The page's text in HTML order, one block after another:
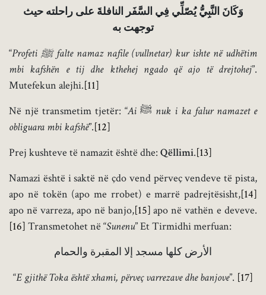
وَكَانَ النَّبِيُّ يُصّلِّي فِي السَّفَر النافلةَ على راحلته حيث
توجهت به
“Profeti ﷺfalte namaz nafile (vullnetar) kur ishte në udhëtim
mbi kafshën e tij dhe kthehej ngado që ajo të drejtohej”.
Mutefekun alejhi.[11]
Në një transmetim tjetër: “Ai ﷺ nuk i ka falur namazet e
obliguara mbi kafshë”.[12]
Prej kushteve të namazit është dhe: Qëllimi.[13]
Namazi është i saktë në çdo vend përveç vendeve të pista,
apo në tokën (apo me rrobet) e marrë padrejtësisht,[14]
apo në varreza, apo në banjo,[15] apo në vathën e deveve.
[16] Transmetohet në “Sunenu” Et Tirmidhi merfuan:
الأرض كلها مسجد إلا المقبرة والحمام
“E gjithë Toka është xhami, përveç varrezave dhe banjove”. [17]